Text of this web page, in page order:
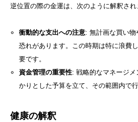
逆位置の際の金運は、次のように解釈され
衝動的な支出への注意: 無計画な買い物
恐れがあります。この時期は特に浪費
要です。
資金管理の重要性: 戦略的なマネージメ
かりとした予算を立て、その範囲内で
健康の解釈